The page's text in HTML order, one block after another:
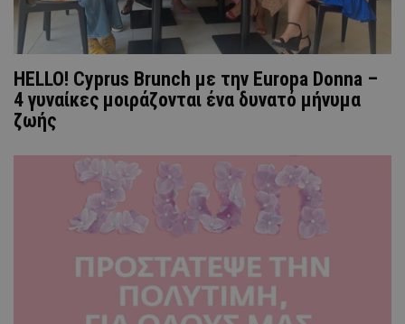
HELLO! Cyprus Brunch με την Europa Donna –
4 γυναίκες μοιράζονται ένα δυνατό μήνυμα
ζωής